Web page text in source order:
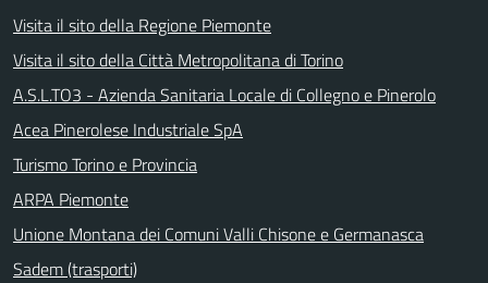
Visita il sito della Regione Piemonte
Visita il sito della Città Metropolitana di Torino
A.S.L.TO3 - Azienda Sanitaria Locale di Collegno e Pinerolo
Acea Pinerolese Industriale SpA
Turismo Torino e Provincia
ARPA Piemonte
Unione Montana dei Comuni Valli Chisone e Germanasca
Sadem (trasporti)